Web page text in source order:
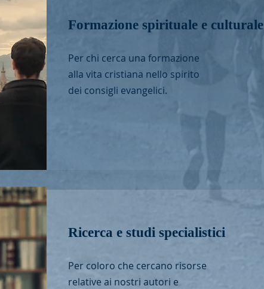
Formazione spirituale e culturale
Per chi cerca una formazione
alla vita cristiana nello spirito
dei consigli evangelici.
Ricerca e studi specialistici
Per coloro che cercano risorse
relative ai nostri autori e